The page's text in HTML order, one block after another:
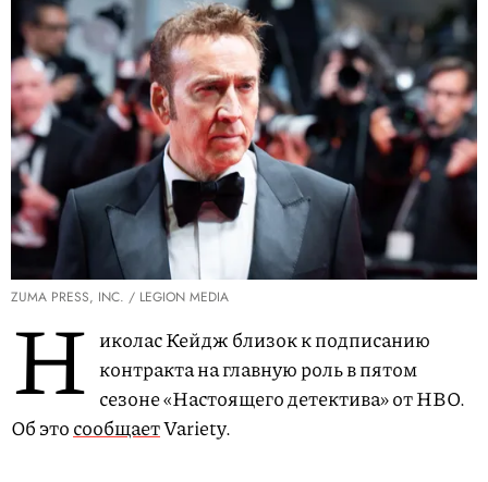
ZUMA PRESS, INC. / LEGION MEDIA
Н иколас Кейдж близок к подписанию
контракта на главную роль в пятом
сезоне «Настоящего детектива» от HBO.
Об этосообщаетVariety.